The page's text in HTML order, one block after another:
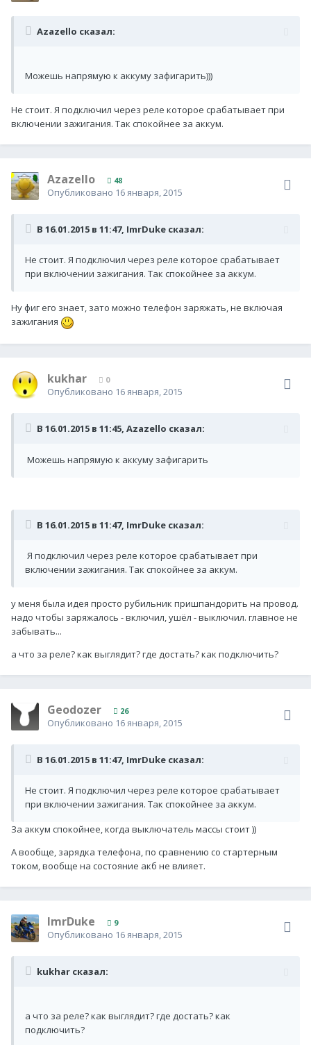
Azazello сказал:
Можешь напрямую к аккуму зафигарить)))
Не стоит. Я подключил через реле которое срабатывает при
включении зажигания. Так спокойнее за аккум.
Azazello 48
Опубликовано 16 января, 2015
В 16.01.2015 в 11:47, ImrDuke сказал:
Не стоит. Я подключил через реле которое срабатывает
при включении зажигания. Так спокойнее за аккум.
Ну фиг его знает, зато можно телефон заряжать, не включая
зажигания
kukhar 0
Опубликовано 16 января, 2015
В 16.01.2015 в 11:45, Azazello сказал:
Можешь напрямую к аккуму зафигарить
В 16.01.2015 в 11:47, ImrDuke сказал:
Я подключил через реле которое срабатывает при
включении зажигания. Так спокойнее за аккум.
у меня была идея просто рубильник пришпандорить на провод.
надо чтобы заряжалось - включил, ушёл - выключил. главное не
забывать...
а что за реле? как выглядит? где достать? как подключить?
Geodozer 26
Опубликовано 16 января, 2015
В 16.01.2015 в 11:47, ImrDuke сказал:
Не стоит. Я подключил через реле которое срабатывает
при включении зажигания. Так спокойнее за аккум.
За аккум спокойнее, когда выключатель массы стоит ))
А вообще, зарядка телефона, по сравнению со стартерным
током, вообще на состояние акб не влияет.
ImrDuke 9
Опубликовано 16 января, 2015
kukhar сказал:
а что за реле? как выглядит? где достать? как
подключить?